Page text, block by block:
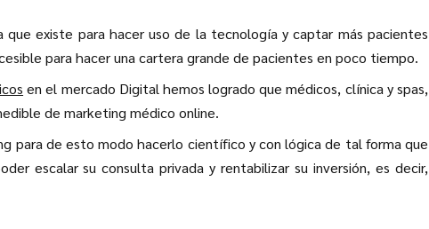
que existe para hacer uso de la tecnología y captar más pacientes
para hacer una cartera grande de pacientes en poco tiempo.
en el mercado Digital hemos logrado que médicos, clínica y spas,
de marketing médico online.
para de esto modo hacerlo científico y con lógica de tal forma que
escalar su consulta privada y rentabilizar su inversión, es decir,